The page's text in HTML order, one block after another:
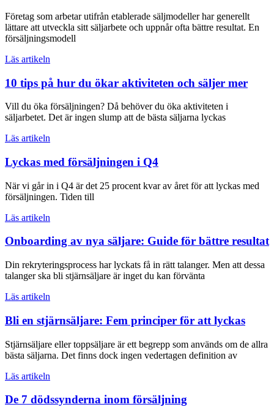
Företag som arbetar utifrån etablerade säljmodeller har generellt
lättare att utveckla sitt säljarbete och uppnår ofta bättre resultat. En
försäljningsmodell
Läs artikeln
10 tips på hur du ökar aktiviteten och säljer mer
Vill du öka försäljningen? Då behöver du öka aktiviteten i
säljarbetet. Det är ingen slump att de bästa säljarna lyckas
Läs artikeln
Lyckas med försäljningen i Q4
När vi går in i Q4 är det 25 procent kvar av året för att lyckas med
försäljningen. Tiden till
Läs artikeln
Onboarding av nya säljare: Guide för bättre resultat
Din rekryteringsprocess har lyckats få in rätt talanger. Men att dessa
talanger ska bli stjärnsäljare är inget du kan förvänta
Läs artikeln
Bli en stjärnsäljare: Fem principer för att lyckas
Stjärnsäljare eller toppsäljare är ett begrepp som används om de allra
bästa säljarna. Det finns dock ingen vedertagen definition av
Läs artikeln
De 7 dödssynderna inom försäljning